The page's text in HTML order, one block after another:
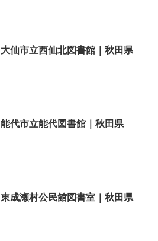
大仙市立西仙北図書館｜秋田県
能代市立能代図書館｜秋田県
東成瀬村公民館図書室｜秋田県